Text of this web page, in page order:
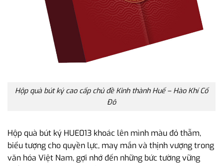
Hộp quà bút ký cao cấp chủ đề Kinh thành Huế – Hào Khí Cố
Đô
Hộp quà bút ký HUE013 khoác lên mình màu đỏ thẫm,
biểu tượng cho quyền lực, may mắn và thịnh vượng trong
văn hóa Việt Nam, gợi nhớ đến những bức tường vững